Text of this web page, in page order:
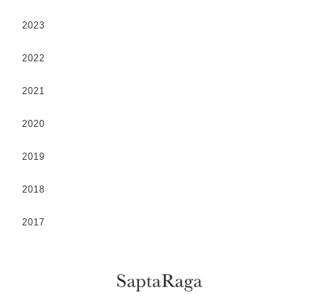
2023
2022
2021
2020
2019
2018
2017